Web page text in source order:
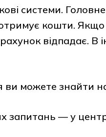
системи. Головне
кошти. Якщо
відпадає. В
ви можете знайти
запитань — у